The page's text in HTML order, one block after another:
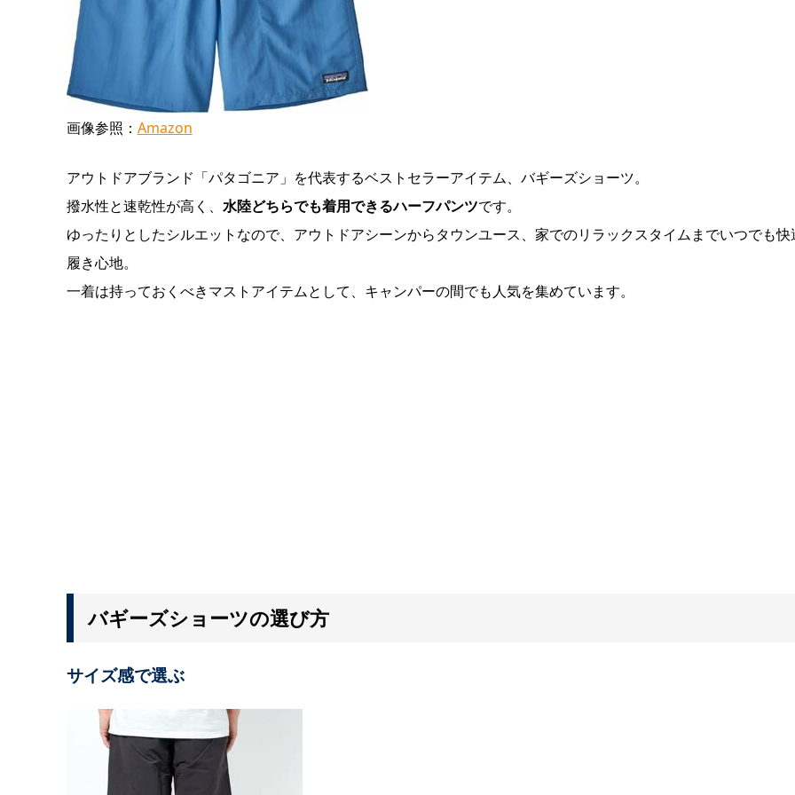
画像参照： Amazon
アウトドアブランド「パタゴニア」を代表するベストセラーアイテム、バギーズショーツ。
撥水性と速乾性が高く、 水陸どちらでも着用できるハーフパンツです。
ゆったりとしたシルエットなので、アウトドアシーンからタウンユース、家でのリラックスタイムまでいつでも快
履き心地。
一着は持っておくべきマストアイテムとして、キャンパーの間でも人気を集めています。
バギーズショーツの選び方
サイズ感で選ぶ